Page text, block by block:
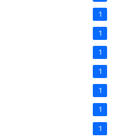
1
1
1
1
1
1
1